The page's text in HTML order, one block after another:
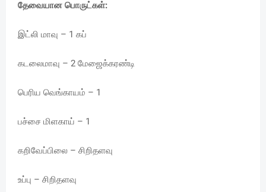
தேவையான பொருட்கள்:
இட்லி மாவு – 1 கப்
கடலைமாவு – 2 மேஜைக்கரண்டி
பெரிய வெங்காயம் – 1
பச்சை மிளகாய் – 1
கறிவேப்பிலை – சிறிதளவு
உப்பு – சிறிதளவு